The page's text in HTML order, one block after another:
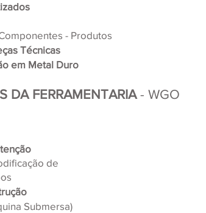
- Produtos
Técnicas
em Metal Duro
DA FERRAMENTARIA - WGO
de
Submersa)